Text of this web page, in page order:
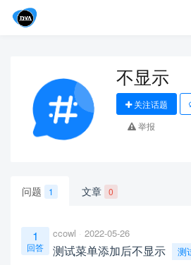
不显示
关注话题
举报
问题 1 文章 0
1
回答
ccowl 2022-05-26
测试菜单添加后不显示 测